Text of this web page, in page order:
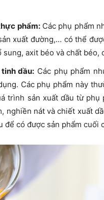
phẩm:Các phụ phẩm
xuất đường,… có thể
axit béo và chất
dầu: Các phụ phẩm
Các phụ phẩm này
trình sản xuất dầu từ
nghiền nát và chiết xuất
để có được sản phẩm cuối